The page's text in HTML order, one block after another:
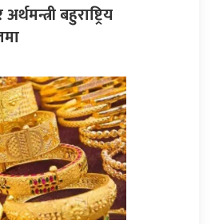
बहुराष्ट्रिय